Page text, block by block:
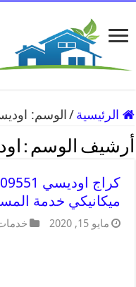
الرئيسية / الوسم:
أرشيف الوسم :
ميكانيكي خدمة
مايو 15, 2020